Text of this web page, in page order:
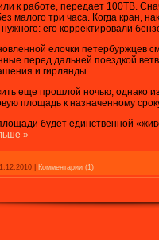
к работе, передает 100ТВ.
малого три часа. Когда кран,
его корректировали
елочки петербуржцев
перед дальней поездкой
и гирлянды.
еще прошлой ночью, однако
площадь к назначенному
будет единственной
»
Комментарии (1)